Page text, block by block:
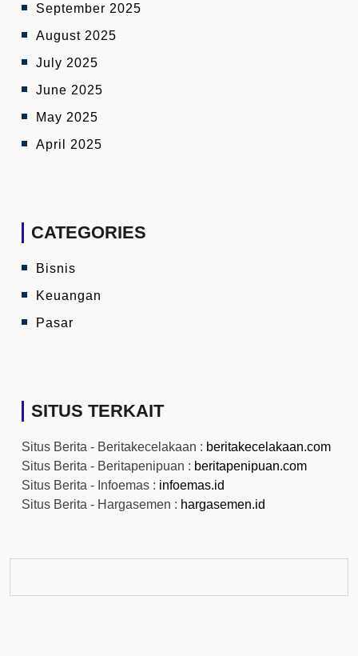
September 2025
August 2025
July 2025
June 2025
May 2025
April 2025
CATEGORIES
Bisnis
Keuangan
Pasar
SITUS TERKAIT
Situs Berita - Beritakecelakaan : beritakecelakaan.com
Situs Berita - Beritapenipuan : beritapenipuan.com
Situs Berita - Infoemas : infoemas.id
Situs Berita - Hargasemen : hargasemen.id